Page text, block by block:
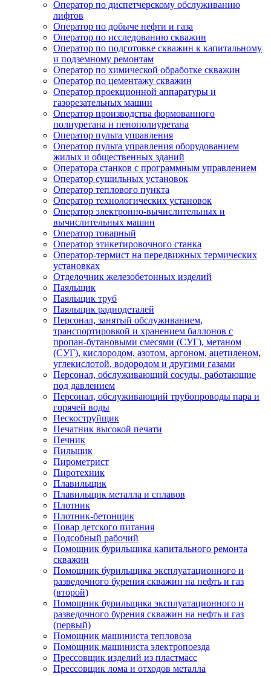
Оператор по диспетчерскому обслуживанию
лифтов
Оператор по добыче нефти и газа
Оператор по исследованию скважин
Оператор по подготовке скважин к капитальному
и подземному ремонтам
Оператор по химической обработке скважин
Оператор по цементажу скважин
Оператор проекционной аппаратуры и
газорезательных машин
Оператор производства формованного
полиуретана и пенополиуретана
Оператор пульта управления
Оператор пульта управления оборудованием
жилых и общественных зданий
Оператора станков с программным управлением
Оператор сушильных установок
Оператор теплового пункта
Оператор технологических установок
Оператор электронно-вычислительных и
вычислительных машин
Оператор товарный
Оператор этикетировочного станка
Оператор-термист на передвижных термических
установках
Отделочник железобетонных изделий
Паяльщик
Паяльщик труб
Паяльщик радиодеталей
Персонал, занятый обслуживанием,
транспортировкой и хранением баллонов с
пропан-бутановыми смесями (СУГ), метаном
(СУГ), кислородом, азотом, аргоном, ацетиленом,
углекислотой, водородом и другими газами
Персонал, обслуживающий сосуды, работающие
под давлением
Персонал, обслуживающий трубопроводы пара и
горячей воды
Пескоструйщик
Печатник высокой печати
Печник
Пильщик
Пирометрист
Пиротехник
Плавильщик
Плавильщик металла и сплавов
Плотник
Плотник-бетонщик
Повар детского питания
Подсобный рабочий
Помощник бурильщика капитального ремонта
скважин
Помощник бурильщика эксплуатационного и
разведочного бурения скважин на нефть и газ
(второй)
Помощник бурильщика эксплуатационного и
разведочного бурения скважин на нефть и газ
(первый)
Помощник машиниста тепловоза
Помощник машиниста электропоезда
Прессовщик изделий из пластмасс
Прессовщик лома и отходов металла